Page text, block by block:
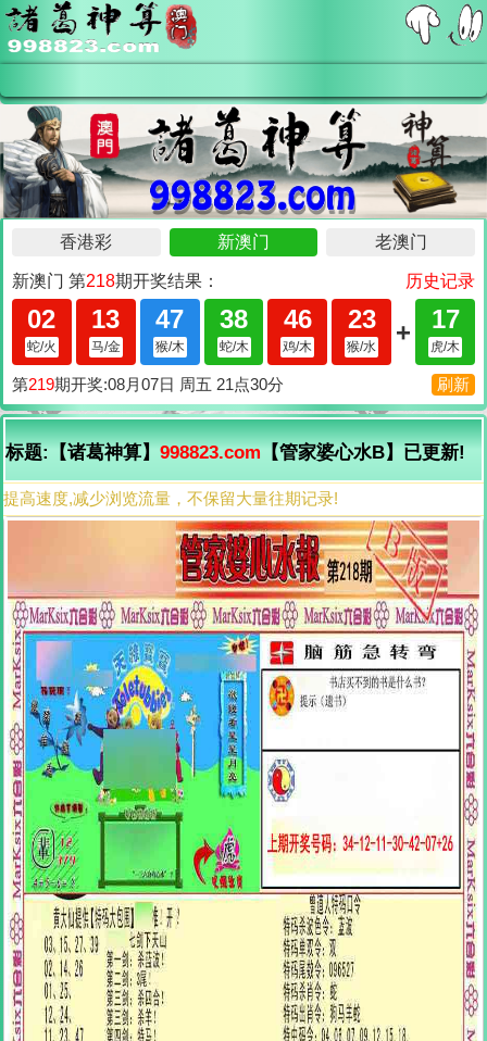
标题:【诸葛神算】 998823.com 【管家婆心水B】已更新!
提高速度,减少浏览流量，不保留大量往期记录!